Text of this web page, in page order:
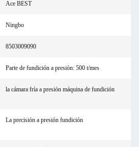
Ace BEST
Ningbo
8503009090
Parte de fundición a presión: 500 t/mes
la cámara fría a presión máquina de fundición
La precisión a presión fundición